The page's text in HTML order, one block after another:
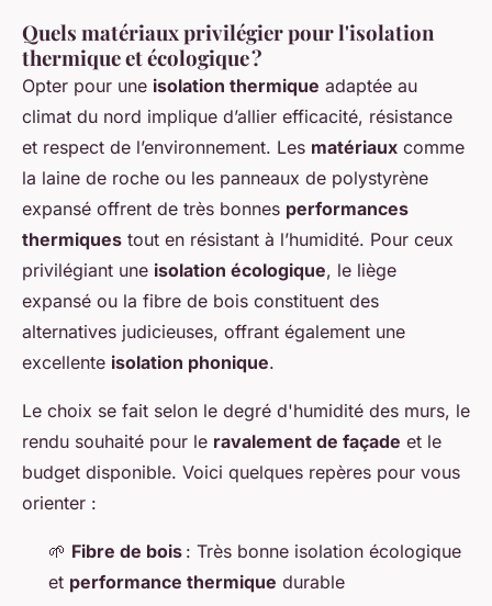
Quels matériaux privilégier pour l'isolation
thermique et écologique ?
Opter pour une isolation thermique adaptée au
climat du nord implique d’allier efficacité, résistance
et respect de l’environnement. Les matériaux comme
la laine de roche ou les panneaux de polystyrène
expansé offrent de très bonnes performances
thermiques tout en résistant à l’humidité. Pour ceux
privilégiant une isolation écologique, le liège
expansé ou la fibre de bois constituent des
alternatives judicieuses, offrant également une
excellente isolation phonique.
Le choix se fait selon le degré d'humidité des murs, le
rendu souhaité pour le ravalement de façade et le
budget disponible. Voici quelques repères pour vous
orienter :
🌱 Fibre de bois : Très bonne isolation écologique
et performance thermique durable